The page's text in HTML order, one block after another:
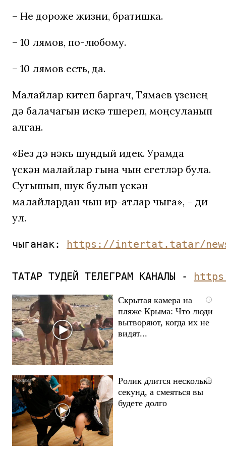
– Не дороже жизни, братишка.
– 10 лямов, по-любому.
– 10 лямов есть, да.
Малайлар китеп баргач, Тямаев үзенең
дә балачагын искә төшереп, моңсуланып
алган.
«Без дә нәкъ шундый идек. Урамда
үскән малайлар гына чын егетләр була.
Сугышып, шук булып үскән
малайлардан чын ир-атлар чыга», – ди
ул.
чыганак: https://intertat.tatar/news/
ТАТАР ТУДЕЙ ТЕЛЕГРАМ КАНАЛЫ -
i
Скрытая камера на
пляже Крыма: Что люди
вытворяют, когда их не
видят...
i
Ролик длится несколько
секунд, а смеяться вы
будете долго